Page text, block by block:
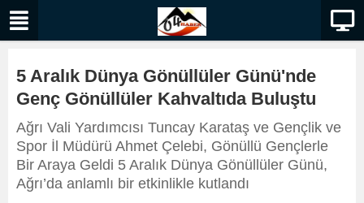
5 Aralık Dünya Gönüllüler Günü'nde
Genç Gönüllüler Kahvaltıda Buluştu
Ağrı Vali Yardımcısı Tuncay Karataş ve Gençlik ve
Spor İl Müdürü Ahmet Çelebi, Gönüllü Gençlerle
Bir Araya Geldi 5 Aralık Dünya Gönüllüler Günü,
Ağrı’da anlamlı bir etkinlikle kutlandı